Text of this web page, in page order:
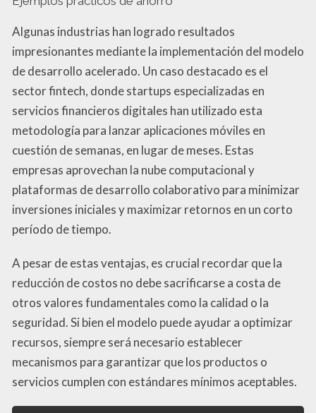
Algunas industrias han logrado resultados
impresionantes mediante la implementación del modelo
de desarrollo acelerado. Un caso destacado es el
sector fintech, donde startups especializadas en
servicios financieros digitales han utilizado esta
metodología para lanzar aplicaciones móviles en
cuestión de semanas, en lugar de meses. Estas
empresas aprovechan la nube computacional y
plataformas de desarrollo colaborativo para minimizar
inversiones iniciales y maximizar retornos en un corto
período de tiempo.
A pesar de estas ventajas, es crucial recordar que la
reducción de costos no debe sacrificarse a costa de
otros valores fundamentales como la calidad o la
seguridad. Si bien el modelo puede ayudar a optimizar
recursos, siempre será necesario establecer
mecanismos para garantizar que los productos o
servicios cumplen con estándares mínimos aceptables.